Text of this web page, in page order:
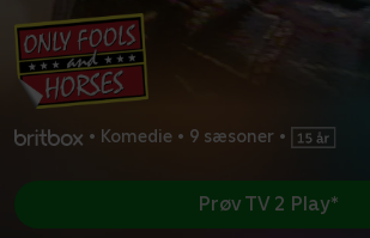
• Komedie • 9 sæsoner •
Prøv TV 2 Play*